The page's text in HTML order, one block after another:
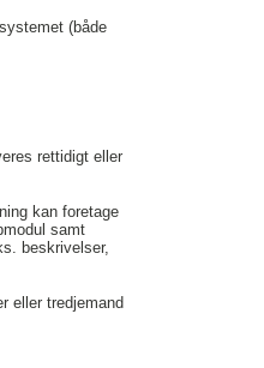
(både
rettidigt eller
kan foretage
samt
beskrivelser,
eller tredjemand